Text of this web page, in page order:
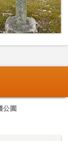
公園